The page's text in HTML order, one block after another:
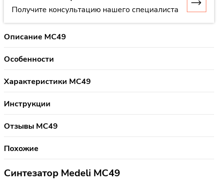
Получите консультацию нашего специалиста
Описание MC49
Особенности
Характеристики MC49
Инструкции
Отзывы MC49
Похожие
Синтезатор Medeli MC49